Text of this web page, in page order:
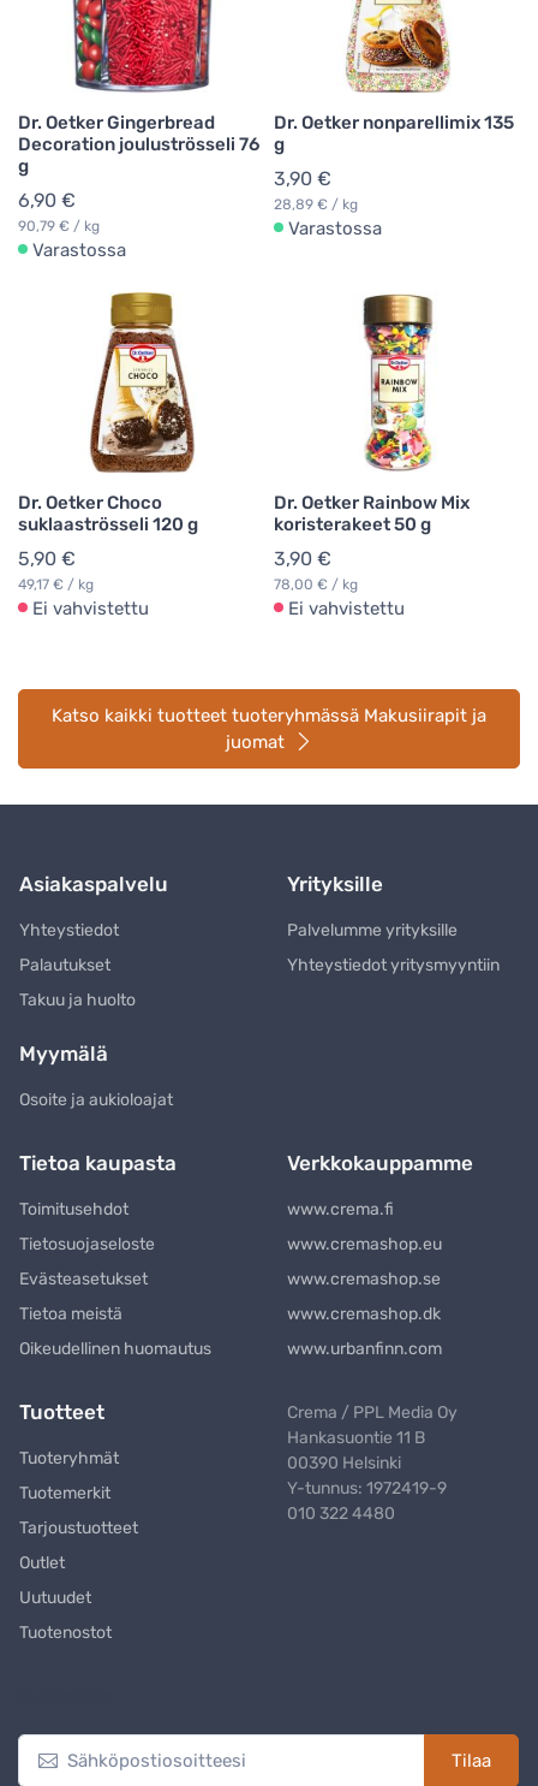
Dr. Oetker Gingerbread
Decoration jouluströsseli 76
g
6,90 €
90,79 € / kg
Varastossa
Dr. Oetker nonparellimix 135
g
3,90 €
28,89 € / kg
Varastossa
Dr. Oetker Choco
suklaaströsseli 120 g
5,90 €
49,17 € / kg
Ei vahvistettu
Dr. Oetker Rainbow Mix
koristerakeet 50 g
3,90 €
78,00 € / kg
Ei vahvistettu
Katso kaikki tuotteet tuoteryhmässä Makusiirapit ja
juomat
Asiakaspalvelu
Yhteystiedot
Palautukset
Takuu ja huolto
Yrityksille
Palvelumme yrityksille
Yhteystiedot yritysmyyntiin
Myymälä
Osoite ja aukioloajat
Tietoa kaupasta
Toimitusehdot
Tietosuojaseloste
Evästeasetukset
Tietoa meistä
Oikeudellinen huomautus
Verkkokauppamme
www.crema.fi
www.cremashop.eu
www.cremashop.se
www.cremashop.dk
www.urbanfinn.com
Tuotteet
Tuoteryhmät
Tuotemerkit
Tarjoustuotteet
Outlet
Uutuudet
Tuotenostot
Crema / PPL Media Oy
Hankasuontie 11 B
00390 Helsinki
Y-tunnus: 1972419-9
010 322 4480
Tilaa